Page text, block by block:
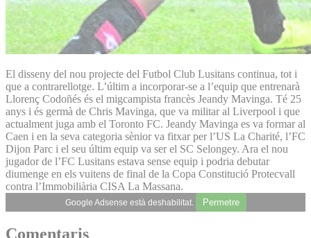
El disseny del nou projecte del Futbol Club Lusitans continua, tot i
que a contrarellotge. L’últim a incorporar-se a l’equip que entrenarà
Llorenç Codoñés és el migcampista francès Jeandy Mavinga. Té 25
anys i és germà de Chris Mavinga, que va militar al Liverpool i que
actualment juga amb el Toronto FC. Jeandy Mavinga es va formar al
Caen i en la seva categoria sènior va fitxar per l’US La Charité, l’FC
Dijon Parc i el seu últim equip va ser el SC Selongey. Ara el nou
jugador de l’FC Lusitans estava sense equip i podria debutar
diumenge en els vuitens de final de la Copa Constitució Protecvall
contra l’Immobiliària CISA La Massana.
Google Adsense està deshabilitat. Permetre
Comentaris